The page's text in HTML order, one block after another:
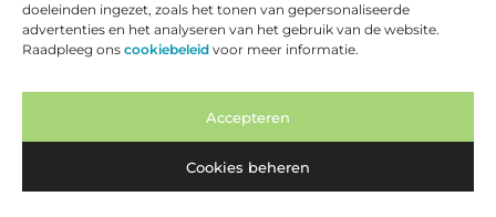
doeleinden ingezet, zoals het tonen van gepersonaliseerde
advertenties en het analyseren van het gebruik van de website.
Raadpleeg ons cookiebeleid voor meer informatie.
Accepteren
Cookies beheren
Beroemdheden Uit de Media Partners Over ons
Contact Artikel publiceren Website index Cookiebeleid (EU)
Geld Verdienen Internet: Hoe Jij Online Inkomsten Kunt Genereren